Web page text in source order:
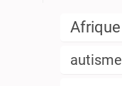
Afrique
autisme